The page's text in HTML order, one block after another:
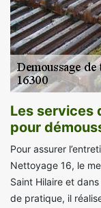
Les services
pour
Pour assurer
Nettoyage 16, le
Saint Hilaire et
de pratique, il